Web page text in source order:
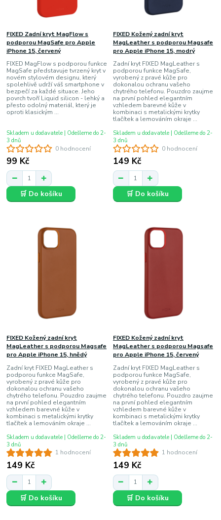
0 hodnocení
FIXED Zadní kryt MagFlow s
podporou MagSafe pro Apple
iPhone 15, červený
FIXED MagFlow s podporou funkce
MagSafe představuje tvrzený kryt v
novém stylovém designu, který
spolehlivě udrží váš smartphone v
bezpečí za každé situace. Jeho
povrch tvoří Liquid silicon - lehký a
přesto odolný materiál, který je
oproti klasickým ...
99 Kč
Skladem u dodavatele | Odešleme do 2-
3 dnů
🛒 Do košíku
0 hodnocení
FIXED Kožený zadní kryt
MagLeather s podporou Magsafe
pro Apple iPhone 15, modrý
Zadní kryt FIXED MagLeather s
podporou funkce MagSafe,
vyrobený z pravé kůže pro
dokonalou ochranu vašeho
chytrého telefonu. Pouzdro zaujme
na první pohled elegantním
vzhledem barevné kůže v
kombinaci s metalickými krytky
tlačítek a lemováním okraje ...
149 Kč
Skladem u dodavatele | Odešleme do 2-
3 dnů
🛒 Do košíku
1 hodnocení
FIXED Kožený zadní kryt
MagLeather s podporou Magsafe
pro Apple iPhone 15, hnědý
Zadní kryt FIXED MagLeather s
podporou funkce MagSafe,
vyrobený z pravé kůže pro
dokonalou ochranu vašeho
chytrého telefonu. Pouzdro zaujme
na první pohled elegantním
vzhledem barevné kůže v
kombinaci s metalickými krytky
tlačítek a lemováním okraje ...
149 Kč
Skladem u dodavatele | Odešleme do 2-
3 dnů
🛒 Do košíku
1 hodnocení
FIXED Kožený zadní kryt
MagLeather s podporou Magsafe
pro Apple iPhone 15, červený
Zadní kryt FIXED MagLeather s
podporou funkce MagSafe,
vyrobený z pravé kůže pro
dokonalou ochranu vašeho
chytrého telefonu. Pouzdro zaujme
na první pohled elegantním
vzhledem barevné kůže v
kombinaci s metalickými krytky
tlačítek a lemováním okraje ...
149 Kč
Skladem u dodavatele | Odešleme do 2-
3 dnů
🛒 Do košíku